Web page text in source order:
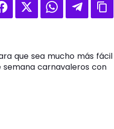
que sea mucho más fácil
semana carnavaleros con